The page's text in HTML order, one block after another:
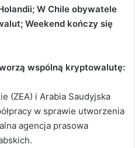
W Chile obywatele
Weekend kończy się
wspólną kryptowalutę:
(ZEA) i Arabia Saudyjska
w sprawie utworzenia
agencja prasowa